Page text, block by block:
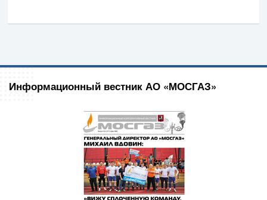
Информационный вестник АО «МОСГАЗ»